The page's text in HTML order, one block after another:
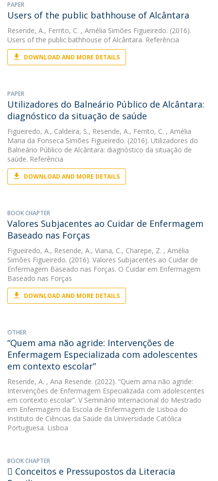
PAPER
Users of the public bathhouse of Alcântara
Resende, A., Ferrito, C. , Amélia Simões Figueiredo. (2016).
Users of the public bathhouse of Alcântara. Referência
DOWNLOAD AND MORE DETAILS
PAPER
Utilizadores do Balneário Público de Alcântara:
diagnóstico da situação de saúde
Figueiredo, A., Caldeira, S., Resende, A., Ferrito, C. , Amélia
Maria da Fonseca Simões Figueiredo. (2016). Utilizadores do
Balneário Público de Alcântara: diagnóstico da situação de
saúde. Referência
DOWNLOAD AND MORE DETAILS
BOOK CHAPTER
Valores Subjacentes ao Cuidar de Enfermagem
Baseado nas Forças
Figueiredo, A., Resende, A., Viana, C., Charepe, Z. , Amélia
Simões Figueiredo. (2016). Valores Subjacentes ao Cuidar de
Enfermagem Baseado nas Forças. O Cuidar em Enfermagem
Baseado nas Forças
DOWNLOAD AND MORE DETAILS
OTHER
“Quem ama não agride: Intervenções de
Enfermagem Especializada com adolescentes
em contexto escolar”
Resende, A. , Ana Resende. (2022). “Quem ama não agride:
Intervenções de Enfermagem Especializada com adolescentes
em contexto escolar”. V Seminário Internacional do Mestrado
em Enfermagem da Escola de Enfermagem de Lisboa do
Instituto de Ciências da Saúde da Universidade Católica
Portuguesa. Lisboa
BOOK CHAPTER
 Conceitos e Pressupostos da Literacia